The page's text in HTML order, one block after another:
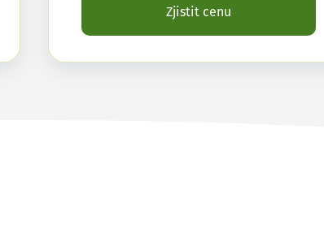
Zjistit cenu